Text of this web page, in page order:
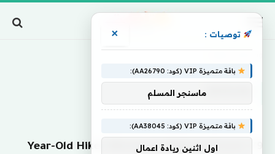
79-Year-Old Hiker Missing in Waikato Forest,
توصيات : ×
باقة متميزة VIP (كود: AA26790):
ماسنجر المسلم
باقة متميزة VIP (كود: AA38045):
اول اثنين ريادة اعمال